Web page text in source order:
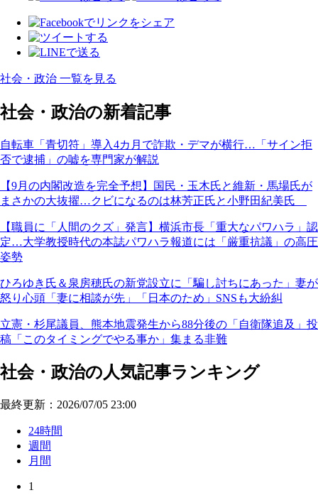
社会・政治 一覧を見る
社会・政治の新着記事
自転車「青切符」導入4カ月で詐欺・デマが横行…「サイン拒
否で逮捕」の嘘を専門家が解説
【9月の内閣改造を完全予想】国民・玉木氏と維新・馬場氏が
まさかの大抜擢…クビになるのは林芳正氏と小野田紀美氏
【職員に「人間のクズ」発言】横浜市長「重大なパワハラ」認
定…大学教授時代の本誌パワハラ報道には「厳重抗議」の高圧
姿勢
ひろゆき氏＆泉房穂氏の新党設立に「騙し討ちにあった」妻が
怒り心頭「妻に相談が先」「日本のため」SNSも大紛糾
立憲・杉尾議員、熊本地震発生から88分後の「自衛隊追及」投
稿「このタイミングでやる事か」集まる非難
社会・政治の人気記事ランキング
最終更新：2026/07/05 23:00
24時間
週間
月間
1